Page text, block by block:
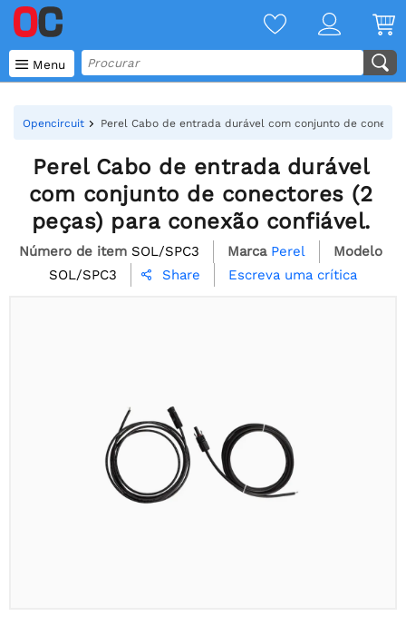
 Menu
Opencircuit Perel Cabo de entrada durável com conjunto de
Perel Cabo de entrada durável
com conjunto de conectores (2
peças) para conexão confiável.
Número de item SOL/SPC3 Marca Perel
Modelo
SOL/SPC3
 Share Escreva uma crítica